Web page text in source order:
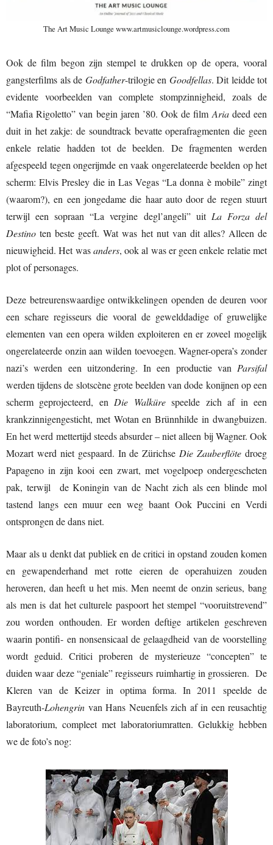
The Art Music Lounge www.artmusiclounge.wordpress.com
Ook de film begon zijn stempel te drukken op de opera, vooral
gangsterfilms als de Godfather-trilogie en Goodfellas. Dit leidde tot
evidente voorbeelden van complete stompzinnigheid, zoals de
“Mafia Rigoletto” van begin jaren ’80. Ook de film Ariadeed een
duit in het zakje: de soundtrack bevatte operafragmenten die geen
enkele relatie hadden tot de beelden. De fragmenten werden
afgespeeld tegen ongerijmde en vaak ongerelateerde beelden op het
scherm: Elvis Presley die in Las Vegas “La donna è mobile” zingt
(waarom?), en een jongedame die haar auto door de regen stuurt
terwijl een sopraan “La vergine degl’angeli” uit La Forza del
Destino ten beste geeft. Wat was het nut van dit alles? Alleen de
nieuwigheid. Het wasanders, ook al was er geen enkele relatie met
plot of personages.
Deze betreurenswaardige ontwikkelingen openden de deuren voor
een schare regisseurs die vooral de gewelddadige of gruwelijke
elementen van een opera wilden exploiteren en er zoveel mogelijk
ongerelateerde onzin aan wilden toevoegen. Wagner-opera’s zonder
nazi’s werden een uitzondering. In een productie van Parsifal
werden tijdens de slotscène grote beelden van dode konijnen op een
scherm geprojecteerd, en Die Walkürespeelde zich af in een
krankzinnigengesticht, met Wotan en Brünnhilde in dwangbuizen.
En het werd mettertijd steeds absurder – niet alleen bij Wagner. Ook
Mozart werd niet gespaard. In de Zürichse Die Zauberflöte droeg
Papageno in zijn kooi een zwart, met vogelpoep ondergescheten
pak, terwijl de Koningin van de Nacht zich als een blinde mol
tastend langs een muur een weg baant Ook Puccini en Verdi
ontsprongen de dans niet.
Maar als u denkt dat publiek en de critici in opstand zouden komen
en gewapenderhand met rotte eieren de operahuizen zouden
heroveren, dan heeft u het mis. Men neemt de onzin serieus, bang
als men is dat het culturele paspoort het stempel “vooruitstrevend”
zou worden onthouden. Er worden deftige artikelen geschreven
waarin pontifi- en nonsensicaal de gelaagdheid van de voorstelling
wordt geduid. Critici proberen de mysterieuze “concepten” te
duiden waar deze “geniale” regisseurs ruimhartig in grossieren. De
Kleren van de Keizer in optima forma. In 2011 speelde de
Bayreuth-Lohengrin van Hans Neuenfels zich af in een reusachtig
laboratorium, compleet met laboratoriumratten. Gelukkig hebben
we de foto’s nog: